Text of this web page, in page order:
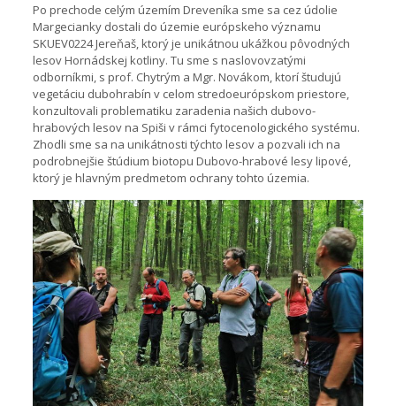
Po prechode celým územím Dreveníka sme sa cez údolie
Margecianky dostali do územie európskeho významu
SKUEV0224 Jereňaš, ktorý je unikátnou ukážkou pôvodných
lesov Hornádskej kotliny. Tu sme s naslovovzatými
odborníkmi, s prof. Chytrým a Mgr. Novákom, ktorí študujú
vegetáciu dubohrabín v celom stredoeurópskom priestore,
konzultovali problematiku zaradenia našich dubovo-
hrabových lesov na Spiši v rámci fytocenologického systému.
Zhodli sme sa na unikátnosti týchto lesov a pozvali ich na
podrobnejšie štúdium biotopu Dubovo-hrabové lesy lipové,
ktorý je hlavným predmetom ochrany tohto územia.